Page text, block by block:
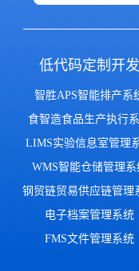
低代码定制开发
智胜APS智能排产系
食智造食品生产执行
LIMS实验信息室管理
WMS智能仓储管理系
钢贸链贸易供应链管理
电子档案管理系统
FMS文件管理系统